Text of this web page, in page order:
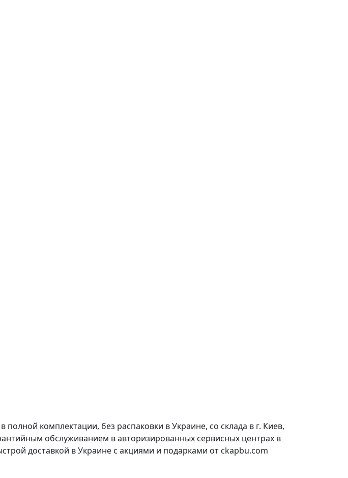
комплектации, без распаковки в Украине, со склада в г. Киев,
обслуживанием в авторизированных сервисных центрах в
доставкой в Украине с акциями и подарками от ckapbu.com